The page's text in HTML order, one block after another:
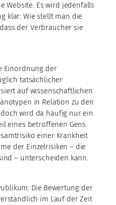
Website. Es wird jedenfalls
klar: Wie stellt man die
der Verbraucher sie
Einordnung der
tatsächlicher
auf wissenschaftlichen
in Relation zu den
wird da häufig nur ein
eines betroffenen Gens
einer Krankheit
der Einzelrisiken – die
– unterscheiden kann.
Die Bewertung der
im Lauf der Zeit